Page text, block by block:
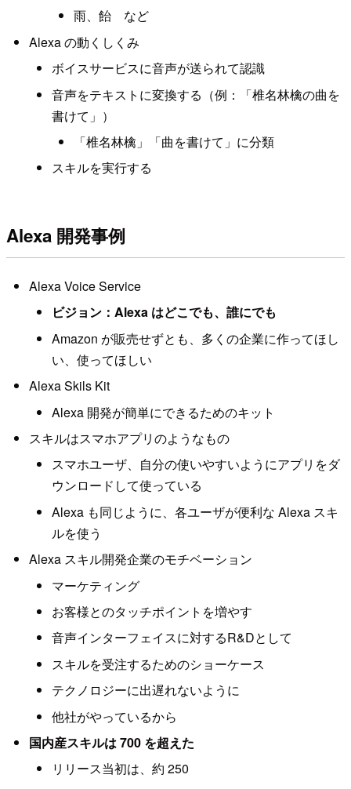
雨、飴 など
Alexa の動くしくみ
ボイスサービスに音声が送られて認識
音声をテキストに変換する（例：「椎名林檎の曲を
書けて」）
「椎名林檎」「曲を書けて」に分類
スキルを実行する
Alexa 開発事例
Alexa Voice Service
ビジョン：Alexa はどこでも、誰にでも
Amazon が販売せずとも、多くの企業に作ってほし
い、使ってほしい
Alexa Skils Kit
Alexa 開発が簡単にできるためのキット
スキルはスマホアプリのようなもの
スマホユーザ、自分の使いやすいようにアプリをダ
ウンロードして使っている
Alexa も同じように、各ユーザが便利な Alexa スキ
ルを使う
Alexa スキル開発企業のモチベーション
マーケティング
お客様とのタッチポイントを増やす
音声インターフェイスに対するR&Dとして
スキルを受注するためのショーケース
テクノロジーに出遅れないように
他社がやっているから
国内産スキルは 700 を超えた
リリース当初は、約 250